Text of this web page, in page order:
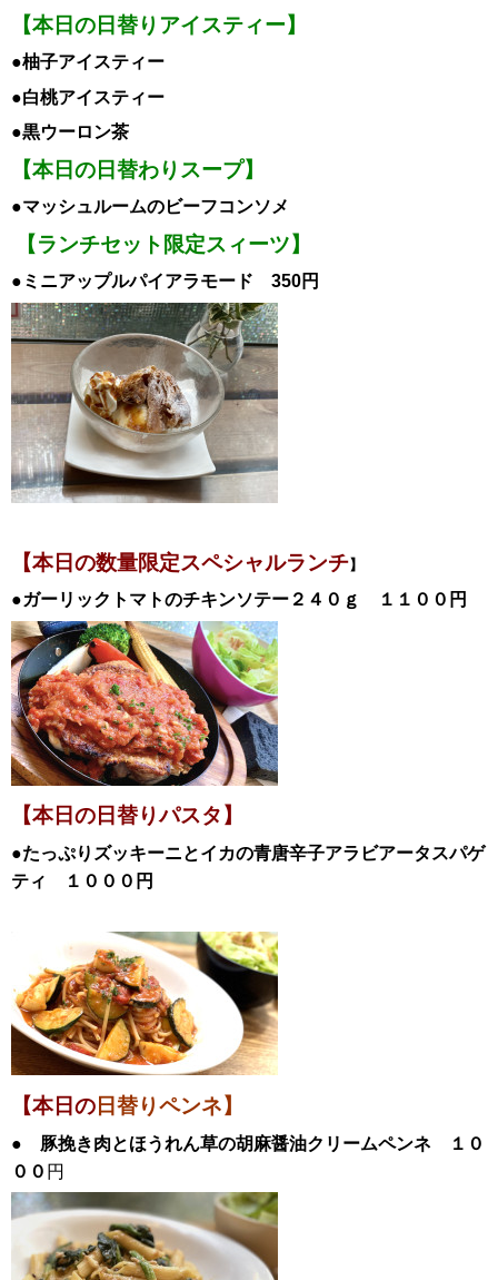
【本日の日替りアイスティー】
●柚子アイスティー
●白桃アイスティー
●黒ウーロン茶
【本日の日替わりスープ】
●マッシュルームのビーフコンソメ
【ランチセット限定スィーツ】
●ミニアップルパイアラモード 350円
【本日の数量限定スペシャルランチ】
●ガーリックトマトのチキンソテー２４０ｇ １１００ 円
【本日の日替りパスタ】
●たっぷりズッキーニとイカの青唐辛子アラビアータスパゲ
ティ
１０００ 円
【本日の 日替りペンネ】
● 豚挽き肉とほうれん草の胡麻醤油クリームペンネ １０
００ 円